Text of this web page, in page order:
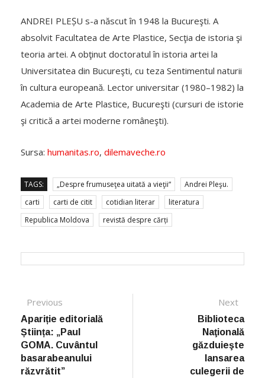
ANDREI PLEȘU s-a născut în 1948 la Bucureşti. A
absolvit Facultatea de Arte Plastice, Secţia de istoria şi
teoria artei. A obţinut doctoratul în istoria artei la
Universitatea din Bucureşti, cu teza Sentimentul naturii
în cultura europeană. Lector universitar (1980–1982) la
Academia de Arte Plastice, Bucureşti (cursuri de istorie
şi critică a artei moderne româneşti).
Sursa: humanitas.ro, dilemaveche.ro
TAGS: „Despre frumuseţea uitată a vieţii“
Andrei Pleşu.
carti
carti de citit cotidian literar
literatura
Republica Moldova
revistă despre cărți
Post navigation
Previous
Apariție editorială
Știința: „Paul
GOMA. Cuvântul
basarabeanului
răzvrătit”
Next
post:
Biblioteca
Naţională
găzduieşte
lansarea
culegerii de